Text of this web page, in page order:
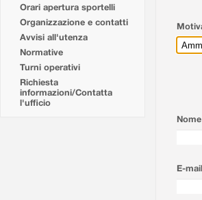
Orari apertura sportelli
Organizzazione e contatti
Avvisi all'utenza
Normative
Turni operativi
Richiesta
informazioni/Contatta
l'ufficio
E-